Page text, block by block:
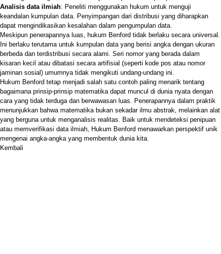
Analisis data ilmiah: Peneliti menggunakan hukum untuk menguji
keandalan kumpulan data. Penyimpangan dari distribusi yang diharapkan
dapat mengindikasikan kesalahan dalam pengumpulan data.
Meskipun penerapannya luas, hukum Benford tidak berlaku secara universal.
Ini berlaku terutama untuk kumpulan data yang berisi angka dengan ukuran
berbeda dan terdistribusi secara alami. Seri nomor yang berada dalam
kisaran kecil atau dibatasi secara artifisial (seperti kode pos atau nomor
jaminan sosial) umumnya tidak mengikuti undang-undang ini.
Hukum Benford tetap menjadi salah satu contoh paling menarik tentang
bagaimana prinsip-prinsip matematika dapat muncul di dunia nyata dengan
cara yang tidak terduga dan berwawasan luas. Penerapannya dalam praktik
menunjukkan bahwa matematika bukan sekadar ilmu abstrak, melainkan alat
yang berguna untuk menganalisis realitas. Baik untuk mendeteksi penipuan
atau memverifikasi data ilmiah, Hukum Benford menawarkan perspektif unik
mengenai angka-angka yang membentuk dunia kita.
Kembali